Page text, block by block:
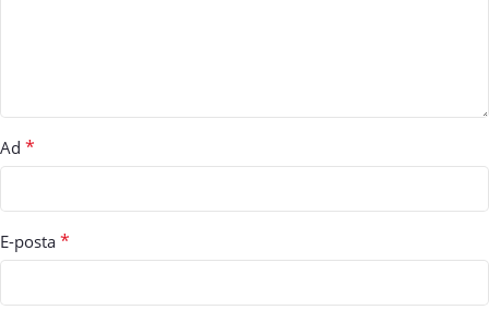
Ad *
E-posta *